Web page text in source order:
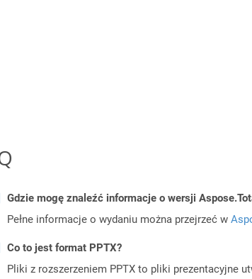
Gdzie mogę znaleźć informacje o wersji
Pełne informacje o wydaniu można przejrzeć w
Co to jest format PPTX?
Pliki z rozszerzeniem PPTX to pliki prezentacyjne